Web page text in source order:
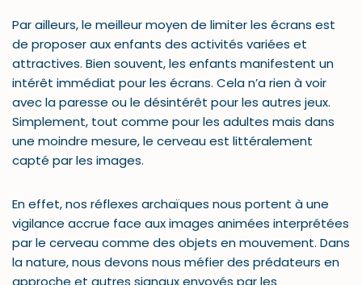
Par ailleurs, le meilleur moyen de limiter les écrans est
de proposer aux enfants des activités variées et
attractives. Bien souvent, les enfants manifestent un
intérêt immédiat pour les écrans. Cela n’a rien à voir
avec la paresse ou le désintérêt pour les autres jeux.
Simplement, tout comme pour les adultes mais dans
une moindre mesure, le cerveau est littéralement
capté par les images.
En effet, nos réflexes archaïques nous portent à une
vigilance accrue face aux images animées interprétées
par le cerveau comme des objets en mouvement. Dans
la nature, nous devons nous méfier des prédateurs en
approche et autres signaux envoyés par les